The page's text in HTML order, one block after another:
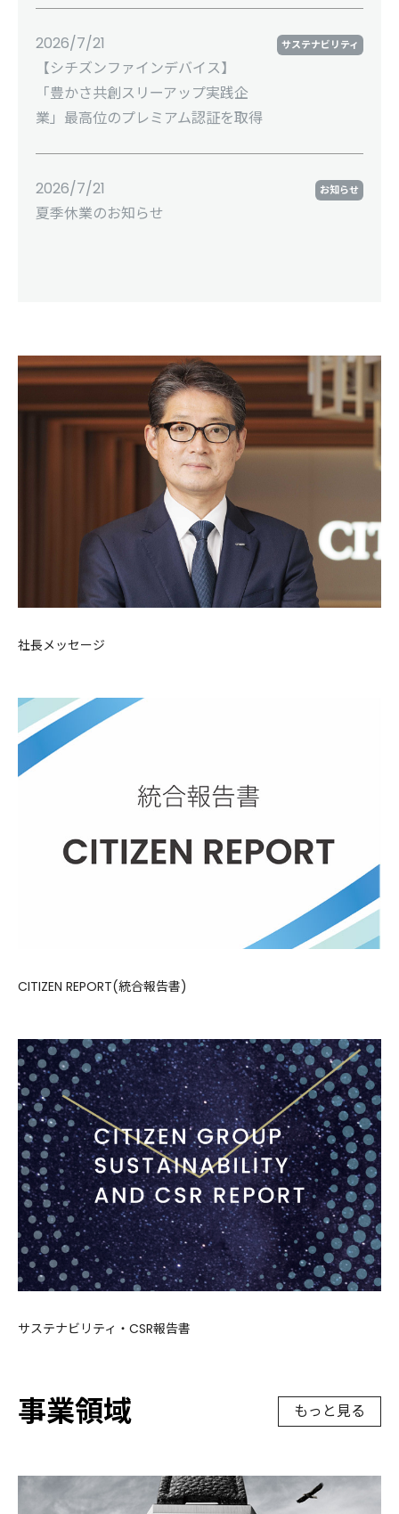
2026/7/21
【シチズンファインデバイス】
「豊かさ共創スリーアップ実践企
業」最高位のプレミアム認証を取得
サステナビリティ
2026/7/21
夏季休業のお知らせ
お知らせ
社長メッセージ
CITIZEN REPORT(統合報告書)
サステナビリティ・CSR報告書
事業領域 もっと見る